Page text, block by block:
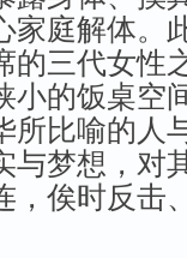
家庭解体。
的三代女性
小的饭桌空
所比喻的人
与梦想，对
，俟时反击